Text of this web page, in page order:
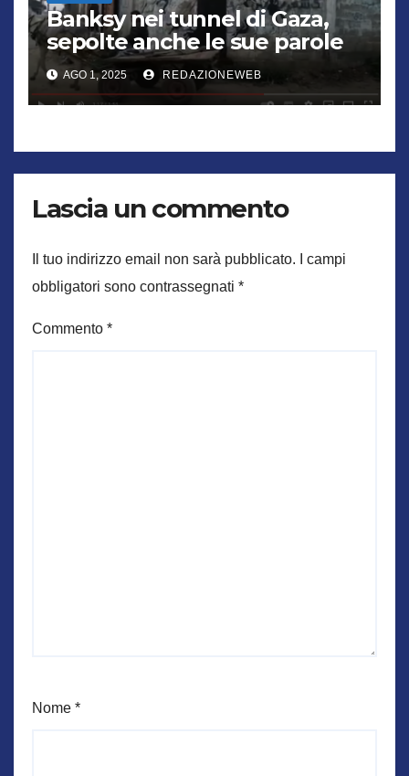
Banksy nei tunnel di Gaza,
sepolte anche le sue parole
AGO 1, 2025 REDAZIONEWEB
Lascia un commento
Il tuo indirizzo email non sarà pubblicato.
I campi
obbligatori sono contrassegnati *
Commento *
Nome *